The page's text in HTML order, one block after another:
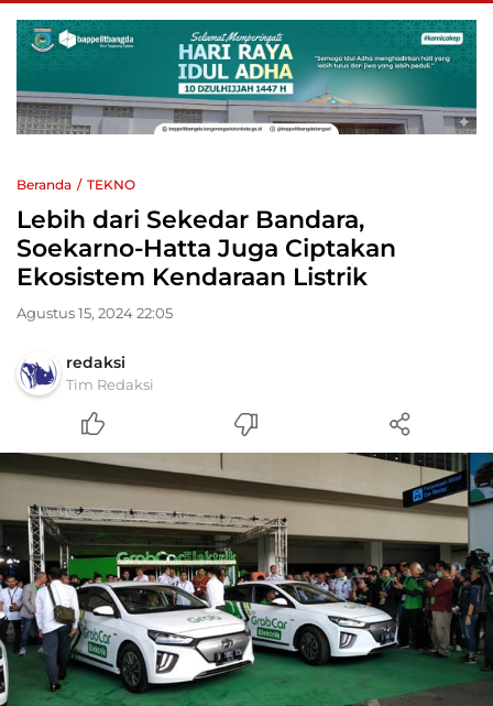
Beranda TEKNO
Lebih dari Sekedar Bandara,
Soekarno-Hatta Juga Ciptakan
Ekosistem Kendaraan Listrik
Agustus 15, 2024 22:05
redaksi
Tim Redaksi